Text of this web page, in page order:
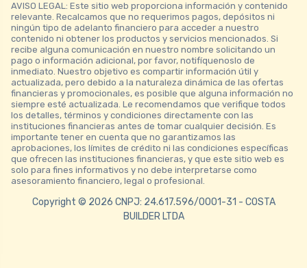
AVISO LEGAL: Este sitio web proporciona información y contenido
relevante. Recalcamos que no requerimos pagos, depósitos ni
ningún tipo de adelanto financiero para acceder a nuestro
contenido ni obtener los productos y servicios mencionados. Si
recibe alguna comunicación en nuestro nombre solicitando un
pago o información adicional, por favor, notifíquenoslo de
inmediato. Nuestro objetivo es compartir información útil y
actualizada, pero debido a la naturaleza dinámica de las ofertas
financieras y promocionales, es posible que alguna información no
siempre esté actualizada. Le recomendamos que verifique todos
los detalles, términos y condiciones directamente con las
instituciones financieras antes de tomar cualquier decisión. Es
importante tener en cuenta que no garantizamos las
aprobaciones, los límites de crédito ni las condiciones específicas
que ofrecen las instituciones financieras, y que este sitio web es
solo para fines informativos y no debe interpretarse como
asesoramiento financiero, legal o profesional.
Copyright © 2026 CNPJ: 24.617.596/0001-31 - COSTA
BUILDER LTDA